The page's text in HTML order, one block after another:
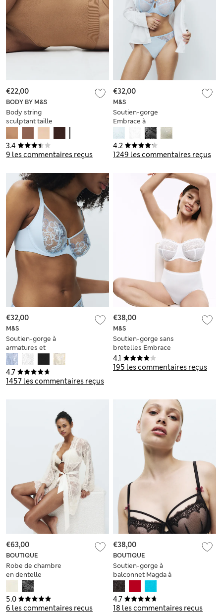
3.4
9 les commentaires reçus
BODY BY M&S
Body string
sculptant taille
€22,00
4.2
1249 les commentaires reçus
M&S
Soutien-gorge
Embrace à
armatures et
maintien optimal,
bonnets F\n à J
€32,00
4.7
1457 les commentaires reçus
M&S
Soutien-gorge à
armatures et
broderies Embrace,
bonnets emboîtants
A à E
€32,00
4.1
195 les commentaires reçus
M&S
Soutien-gorge sans
bretelles Embrace
multiposition à
armatures et
€38,00
5.0
6 les commentaires reçus
BOUTIQUE
Robe de chambre
en dentelle
€63,00
4.7
18 les commentaires reçus
BOUTIQUE
Soutien-gorge à
balconnet Magda à
armatures et
broderie, bonnets A
à E
€38,00